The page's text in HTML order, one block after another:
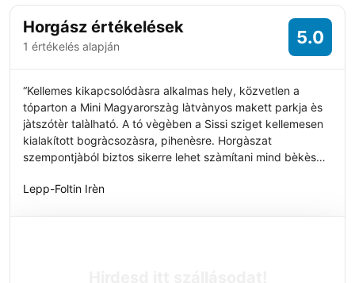
Horgász értékelések
1 értékelés alapján 5.0
“Kellemes kikapcsolódàsra alkalmas hely, közvetlen a
tóparton a Mini Magyarorszàg làtvànyos makett parkja ès
jàtszótèr talàlható. A tó vègèben a Sissi sziget kellemesen
kialakított bogràcsozàsra, pihenèsre. Horgàszat
szempontjàból biztos sikerre lehet szàmítani mind bèkès
egyesületnek az utànpótlàs nevelèse, így sok
Lepp-Foltin Irèn